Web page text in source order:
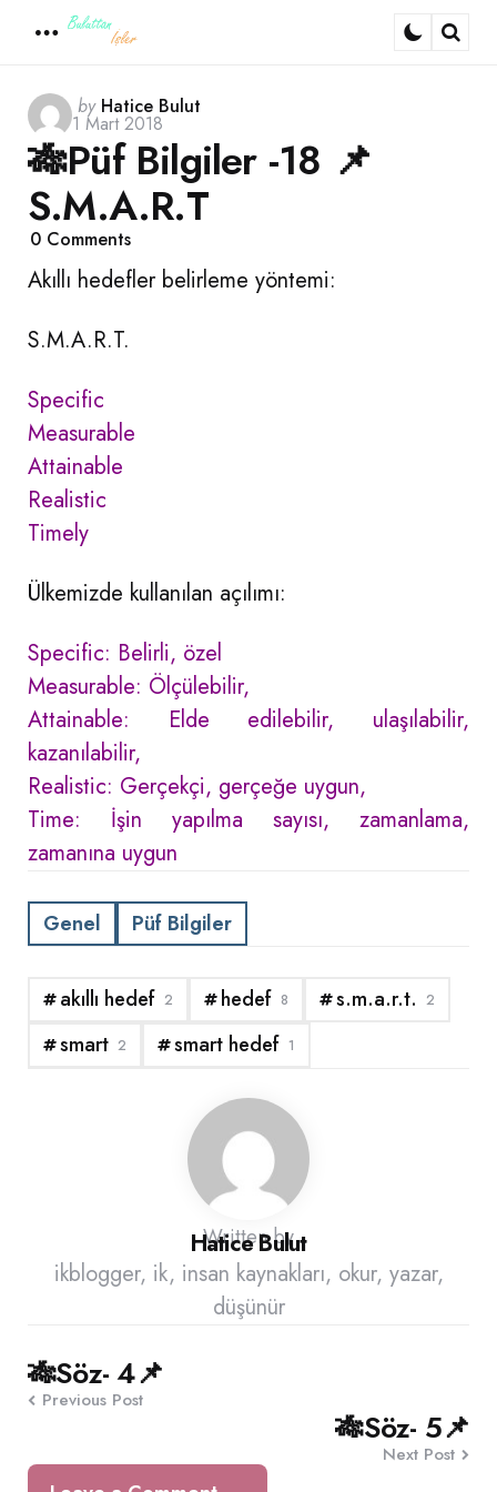
Posted
by
by Hatice Bulut
1 Mart 2018
🎋Püf Bilgiler -18 📌
S.M.A.R.T
0 Comments
Akıllı hedefler belirleme yöntemi:
S.M.A.R.T.
Specific
Measurable
Attainable
Realistic
Timely
Ülkemizde kullanılan açılımı:
Specific: Belirli, özel
Measurable: Ölçülebilir,
Attainable: Elde edilebilir, ulaşılabilir,
kazanılabilir,
Realistic: Gerçekçi, gerçeğe uygun,
Time: İşin yapılma sayısı, zamanlama,
zamanına uygun
Genel Püf Bilgiler
akıllı hedef 2 hedef 8 s.m.a.r.t. 2
smart 2 smart hedef 1
Written by
Hatice Bulut
ikblogger, ik, insan kaynakları, okur, yazar,
düşünür
Post
navigation
🎋Söz- 4📌
Previous Post
🎋Söz- 5📌
Next Post